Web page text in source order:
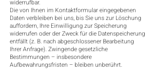
widerrufbar.
Die von Ihnen im Kontaktformular eingegebenen
Daten verbleiben bei uns, bis Sie uns zur Löschung
auffordern, Ihre Einwilligung zur Speicherung
widerrufen oder der Zweck für die Datenspeicherung
entfällt (z. B. nach abgeschlossener Bearbeitung
Ihrer Anfrage). Zwingende gesetzliche
Bestimmungen – insbesondere
Aufbewahrungsfristen – bleiben unberührt.